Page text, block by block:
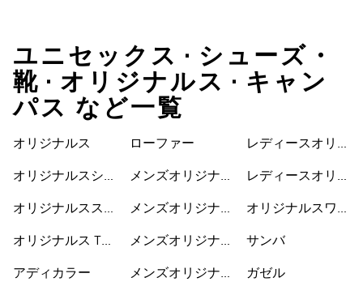
ユニセックス • シューズ・
靴 • オリジナルス • キャン
パス など一覧
オリジナルス
オリジナルスシュ
オリジナルススウ
オリジナルス Tシ
アディカラー
ローファー
メンズオリジナル
メンズオリジナル
メンズオリジナル
メンズオリジナル
レディースオリジ
レディースオリジ
オリジナルスワン
サンバ
ガゼル